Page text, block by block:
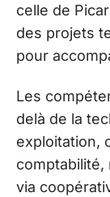
celle de
des projets
pour
Les
delà de la
exploitation,
comptabilité,
via